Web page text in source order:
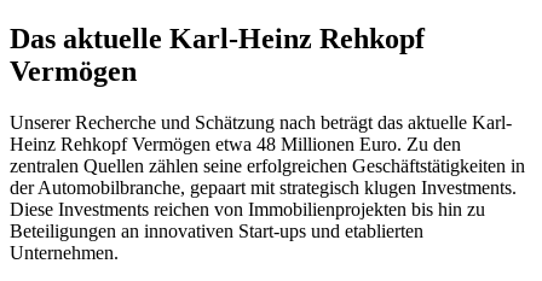
Das aktuelle Karl-Heinz Rehkopf
Vermögen
Unserer Recherche und Schätzung nach beträgt das aktuelle Karl-
Heinz Rehkopf Vermögen etwa 48 Millionen Euro. Zu den
zentralen Quellen zählen seine erfolgreichen Geschäftstätigkeiten in
der Automobilbranche, gepaart mit strategisch klugen Investments.
Diese Investments reichen von Immobilienprojekten bis hin zu
Beteiligungen an innovativen Start-ups und etablierten
Unternehmen.